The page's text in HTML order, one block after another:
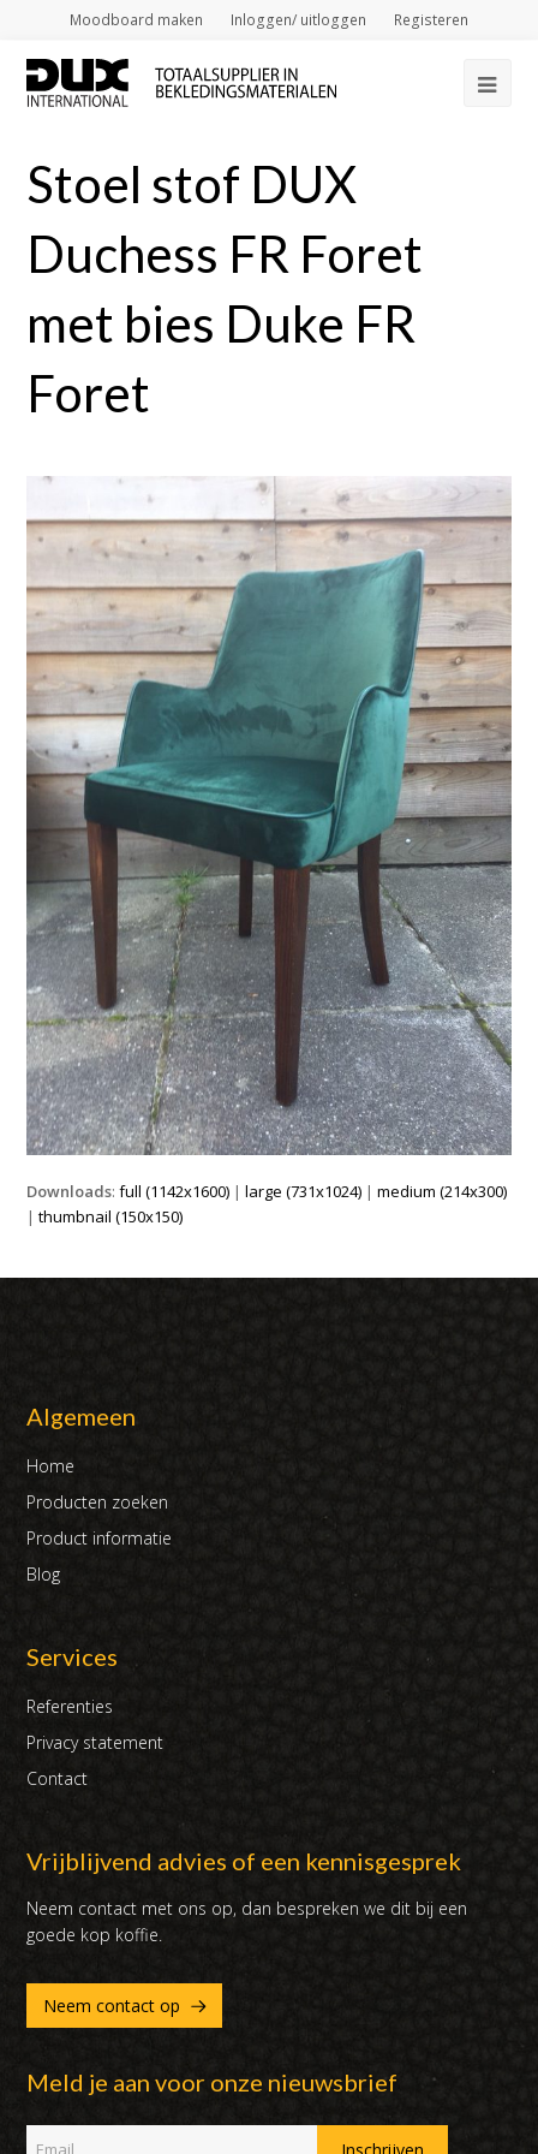
Moodboard maken Inloggen/ uitloggen Registeren
Stoel stof DUX
Duchess FR Foret
met bies Duke FR
Foret
Downloads:full (1142x1600) |large (731x1024) |medium (214x300)
|thumbnail (150x150)
Algemeen
Home
Producten zoeken
Product informatie
Blog
Services
Referenties
Privacy statement
Contact
Vrijblijvend advies of een kennisgesprek
Neem contact met ons op, dan bespreken we dit bij een
goede kop koffie.
Neem contact op
Meld je aan voor onze nieuwsbrief